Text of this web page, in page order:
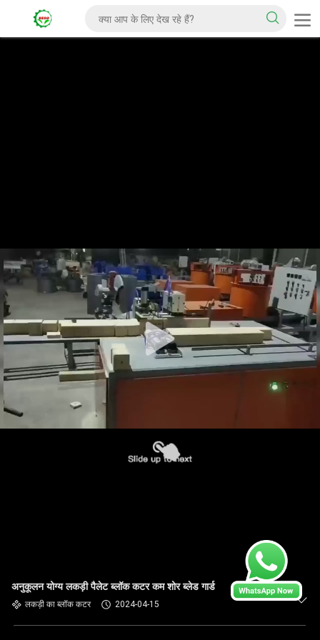
अनुकूलन योग्य लकड़ी पैलेट ब्लॉक कटर कम शोर ब्लेड गार्ड
लकड़ी का ब्लॉक कटर 2024-04-15